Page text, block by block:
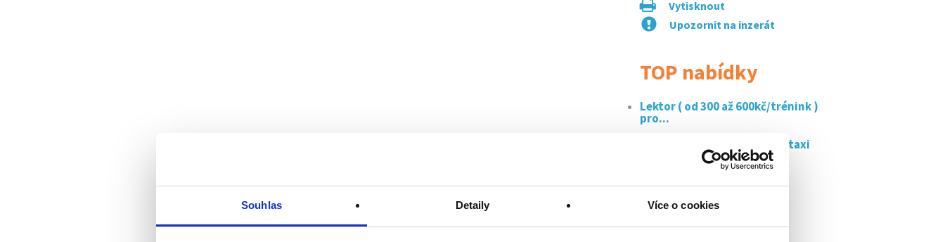
Souhlas Detaily Více o cookies
Vytisknout
Upozornit na inzerát
TOP nabídky
Lektor ( od 300 až 600kč/trénink )
pro...
Kurýr/řidič bolt food a bolt taxi
Super brigáda - hosteska -
1500kč/den /...